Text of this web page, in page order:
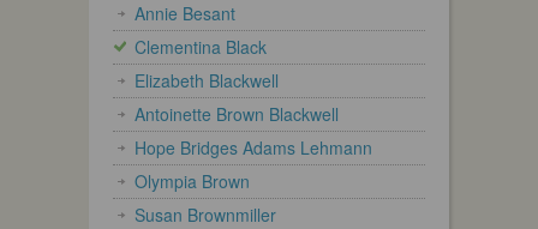
Annie Besant
Clementina Black
Elizabeth Blackwell
Antoinette Brown Blackwell
Hope Bridges Adams Lehmann
Olympia Brown
Susan Brownmiller